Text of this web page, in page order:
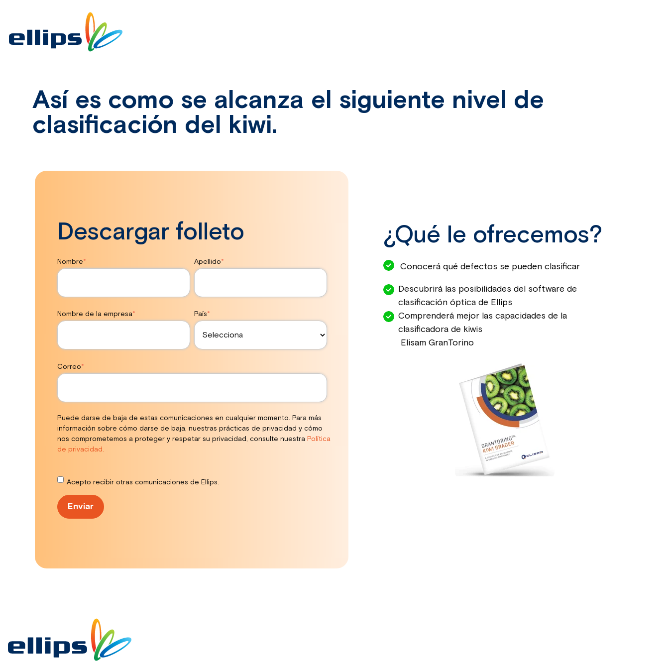
Así es como se alcanza el siguiente nivel de
clasificación del kiwi.
Descargar folleto
Nombre* Apellido*
Nombre de la empresa* País*
Correo*
Puede darse de baja de estas comunicaciones en cualquier momento. Para más
información sobre cómo darse de baja, nuestras prácticas de privacidad y cómo
nos comprometemos a proteger y respetar su privacidad, consulte nuestra Política
de privacidad.
Acepto recibir otras comunicaciones de Ellips.
¿Qué le ofrecemos?
Conocerá qué defectos se pueden clasificar
Descubrirá las posibilidades del software de
clasificación óptica de Ellips
Comprenderá mejor las capacidades de la
clasificadora de kiwis
Elisam GranTorino